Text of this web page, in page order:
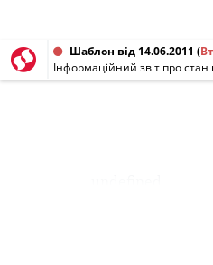
Шаблон від 14.06.2011 (
Інформаційний звіт про